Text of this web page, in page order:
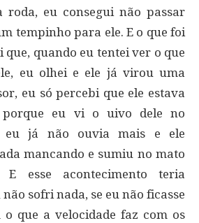
roda, eu consegui não passar
tempinho para ele. E o que foi
que, quando eu tentei ver o que
eu olhei e ele já virou uma
eu só percebi que ele estava
eu vi o uivo dele no
eu já não ouvia mais e ele
mancando e sumiu no mato
E esse acontecimento teria
sofri nada, se eu não ficasse
o que a velocidade faz com os